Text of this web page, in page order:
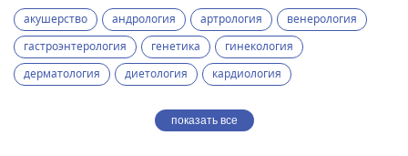
акушерство андрология артрология
венерология
гастроэнтерология
генетика
гинекология
дерматология
диетология кардиология
показать все